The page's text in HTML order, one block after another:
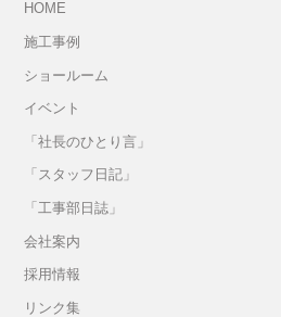
HOME
施工事例
ショールーム
イベント
「社長のひとり言」
「スタッフ日記」
「工事部日誌」
会社案内
採用情報
リンク集